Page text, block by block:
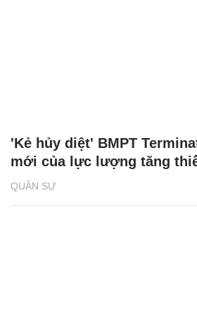
QUÂN SỰ
'Kẻ hủy diệt' BMPT
mới của lực lượng tăng